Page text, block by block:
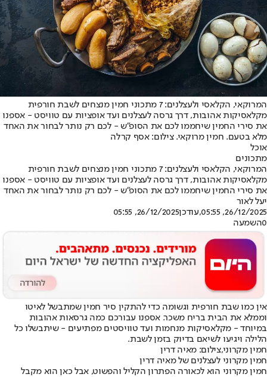
המרוקאי, הקלאסי ולעצלנים: 7 מתכוני חמין מנצחים לשבת חורפית
מקלאסיקות אהובות, דרך גרסה לעצלנים ועד אופציות עם טוויסט - אספנו
את סירי החמין שיחממו לכם את הסופ"ש - לכם רק נותר לבחור את האחד
מלא בטעם. חמין מרוקאי. צילום: אסף קרלה
אוכל
מתכונים
המרוקאי, הקלאסי ולעצלנים: 7 מתכוני חמין מנצחים לשבת חורפית
מקלאסיקות אהובות, דרך גרסה לעצלנים ועד אופציות עם טוויסט - אספנו
את סירי החמין שיחממו לכם את הסופ"ש - לכם רק נותר לבחור את האחד
יעל לאור
26/12/2025, 05:55
,עודכן26/12/2025, 05:55
0השמעה
אין כמו שבת חורפית וגשומה כדי להתקין סיר חמין שמתבשל לאיטו
וממלא את הבית בריח משכר. אספנו עבורכם כמה גרסאות אהובות
במיוחד - מקלאסיקות מנחמות ועד טוויסטים מפתיעים - שיתבשלו כל
הלילה ויגיעו לשיאם בדיוק בזמן לשבת.
חמין מקרוני,צילום: מאיה דרין
חמין מקרוני לעצלנים של מאיה דרין
חמין מקרוני הוא לכאורה הפתרון הקליל והפשוט, אבל כאן הוא מקבל